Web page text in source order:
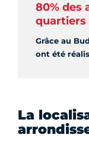
80% des
quartiers
Grâce au
ont été
La